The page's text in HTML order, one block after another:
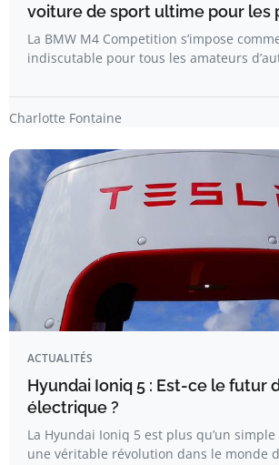
voiture de sport ultime pour les
La BMW M4 Competition s’impose
indiscutable pour tous les amateurs
Charlotte Fontaine
ACTUALITÉS
Hyundai Ioniq 5 : Est-ce le futur
électrique ?
La Hyundai Ioniq 5 est plus qu’un simple
une véritable révolution dans le monde